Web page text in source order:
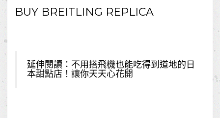
BUY BREITLING REPLICA
延伸閱讀： 不用搭飛機也能吃得到道地的日
本甜點店！讓你天天心花開